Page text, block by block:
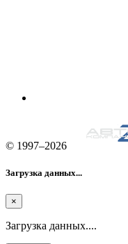
© 1997–2026
Загрузка данных...
×
Загрузка данных....